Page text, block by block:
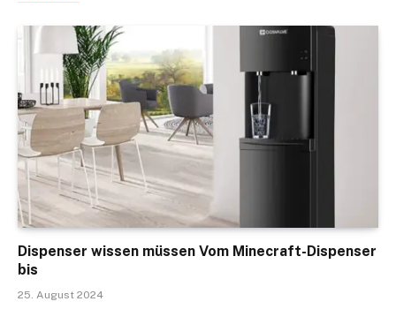
Dispenser wissen müssen Vom Minecraft-Dispenser
bis
25. August 2024